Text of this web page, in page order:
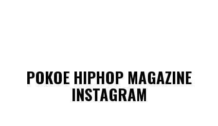
POKOE HIPHOP MAGAZINE
INSTAGRAM